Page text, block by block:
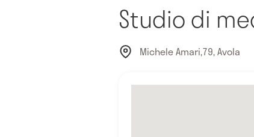
Studio di
Michele Amari,79, Avola